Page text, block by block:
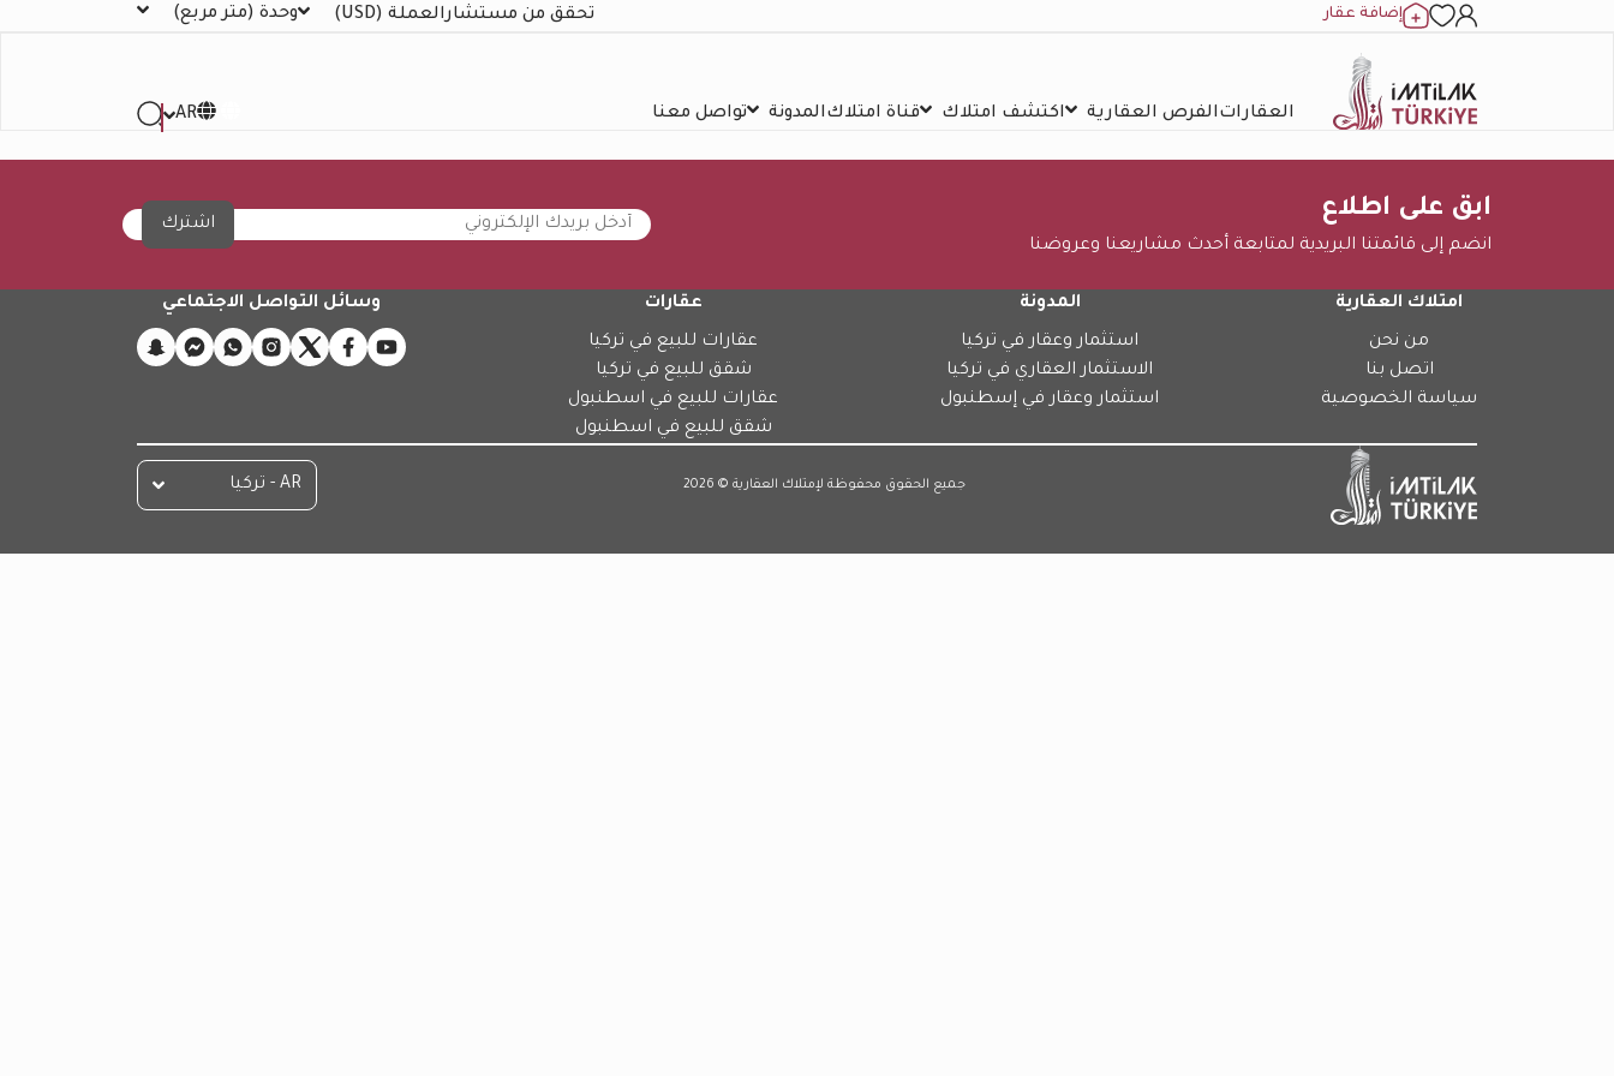
إضافة عقار تحقق من مستشارالعملة (USD) وحدة (متر مربع)
العقاراتالفرص العقارية اكتشف امتلاك قناة امتلاكالمدونة تواصل معنا AR
ابق على اطلاع
انضم إلى قائمتنا البريدية لمتابعة أحدث مشاريعنا وعروضنا
اشترك
امتلاك العقارية
من نحن
اتصل بنا
سياسة الخصوصية
المدونة
استثمار وعقار في تركيا
الاستثمار العقاري في تركيا
استثمار وعقار في إسطنبول
عقارات
عقارات للبيع في تركيا
شقق للبيع في تركيا
عقارات للبيع في اسطنبول
شقق للبيع في اسطنبول
وسائل التواصل الاجتماعي
جميع الحقوق محفوظة لإمتلاك العقارية © 2026 AR - تركيا